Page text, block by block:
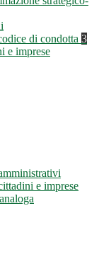
di condotta 3
e imprese
e imprese